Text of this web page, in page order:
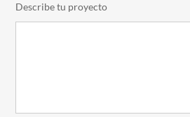
Describe tu proyecto